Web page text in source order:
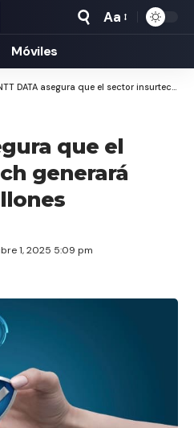
Tamaño
Aa
Móviles
DATA asegura que el sector insurtech generará US$40.000 millones
que el
generará
1, 2025 5:09 pm